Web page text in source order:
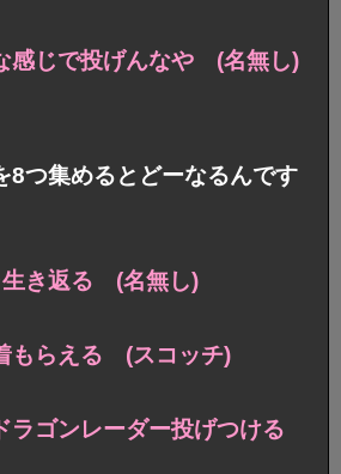
感じで投げんなや (名無し)
8つ集めるとどーなるんです
生き返る (名無し)
もらえる (スコッチ)
ラゴンレーダー投げつける